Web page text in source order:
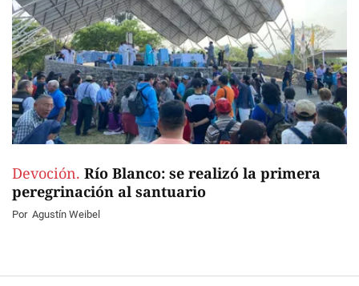
Devoción. Río Blanco: se realizó la primera
peregrinación al santuario
Por Agustín Weibel